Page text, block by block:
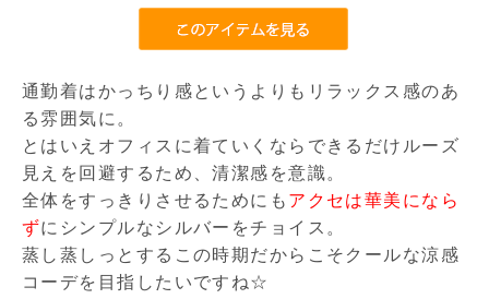
通勤着はかっちり感というよりもリラックス感のあ
る雰囲気に。
とはいえオフィスに着ていくならできるだけルーズ
見えを回避するため、清潔感を意識。
全体をすっきりさせるためにも アクセは華美になら
ずにシンプルなシルバーをチョイス。
蒸し蒸しっとするこの時期だからこそクールな涼感
コーデを目指したいですね☆